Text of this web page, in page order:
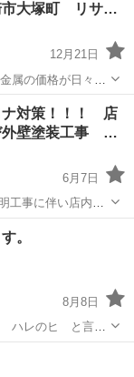
市大塚町 リサ…
12月21日
ている貴金属をお持ちの方！ 売ろうか迷っている方！ などなど、気...
対策！！！ 店
外壁塗装工事 …
6月7日
店はコロ
に進めていきま
ップ
。
8月8日